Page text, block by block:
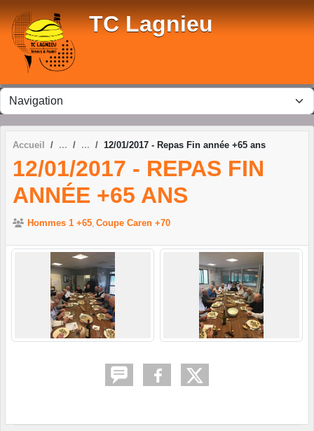
TC Lagnieu
Accueil 12/01/2017 - Repas Fin année +65 ans
12/01/2017 - REPAS FIN
ANNÉE +65 ANS
Hommes 1 +65 Coupe Caren +70